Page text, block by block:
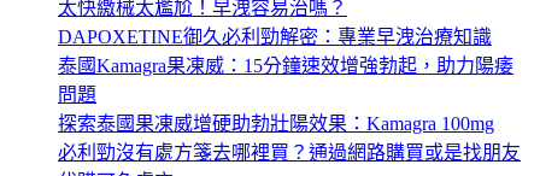
太快繳械太尷尬！早洩容易治嗎？
DAPOXETINE御久必利勁解密：專業早洩治療知識
泰國Kamagra果凍威：15分鐘速效增強勃起，助力陽痿
問題
探索泰國果凍威增硬助勃壯陽效果：Kamagra 100mg
必利勁沒有處方箋去哪裡買？通過網路購買或是找朋友